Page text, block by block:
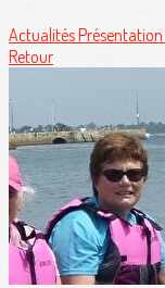
ActualitésPrésentation
Retour